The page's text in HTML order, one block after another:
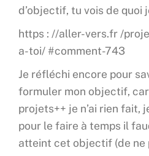
d’objectif, tu vois de quoi
https : //aller-vers.fr /
a-toi/ #comment-743
Je réfléchi encore pour
formuler mon objectif,
projets++ je n’ai rien fait,
pour le faire à temps il
atteint cet objectif (de ne